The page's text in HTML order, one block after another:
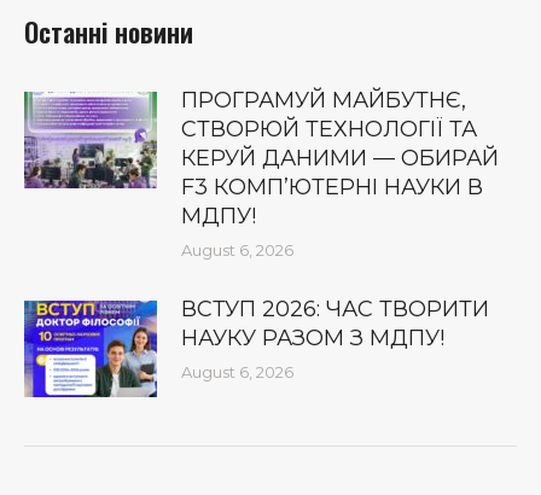
Останні новини
ПРОГРАМУЙ МАЙБУТНЄ,
СТВОРЮЙ ТЕХНОЛОГІЇ ТА
КЕРУЙ ДАНИМИ — ОБИРАЙ
F3 КОМП’ЮТЕРНІ НАУКИ В
МДПУ!
August 6, 2026
ВСТУП 2026: ЧАС ТВОРИТИ
НАУКУ РАЗОМ З МДПУ!
August 6, 2026